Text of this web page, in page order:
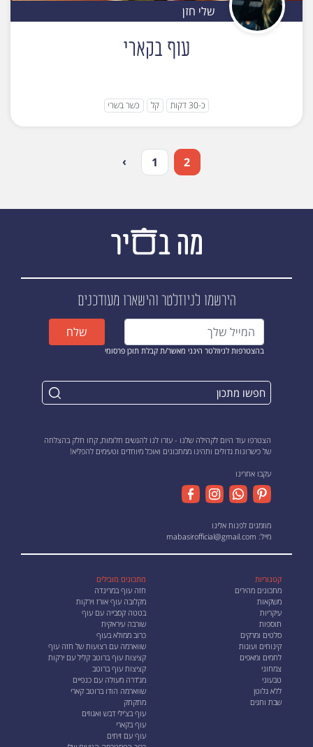
שלי חזן
עוף בקארי
כ-30 דקות קל כשר בשרי
› 1 2
הירשמו לניוזלטרוהישארו מעודכנים
בהצטרפות לניוזלטר הינני מאשר/ת קבלת תוכן פרסומי
שלח
הצטרפו עוד היום לקהילה שלנו - עזרו לנו להגשים חלומות, קחו חלק בהצלחה
של כישרונות גדולים ותהינו ממתכונים ואוכל מיוחדים וטעימים להפליא!
עקבו אחרינו
מוזמנים לפנות אלינו
מייל: mabasirofficial@gmail.com
קטגוריות
מתכונים מהירים
משקאות
עיקריות
תוספות
סלטים ומרקים
קינוחים ועוגות
לחמים ומאפים
צמחוני
טבעוני
ללא גלוטן
שבת וחגים
מתכונים מובילים
חזה עוף במרינדה
מקלובה עוף אורז וירקות
בטטה קסבייה עם עוף
שורבה עיראקית
כרוב ממולא בעוף
שווארמה עם רצועות של חזה עוף
קציצות עוף ברוטב קליל עם ירקות
קציצות עוף ברוטב
מג'דרה מעולה עם כנפיים
שווארמה הודו ברוטב קארי
מתקתק
עוף בצ'ילי דבש ואגוזים
עוף בקארי
עוף עם זיתים